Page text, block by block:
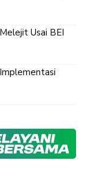
Usai BEI